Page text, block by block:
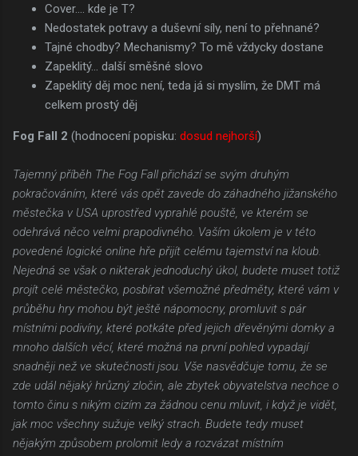
Cover.... kde je T?
Nedostatek potravy a duševní síly, není to přehnané?
Tajné chodby? Mechanismy? To mě vždycky dostane
Zapeklitý... další směšné slovo
Zapeklitý děj moc není, teda já si myslím, že DMT má
celkem prostý děj
Fog Fall 2 (hodnocení popisku: dosud nejhorší)
Tajemný příběh The Fog Fall přichází se svým druhým
pokračováním, které vás opět zavede do záhadného jižanského
městečka v USA uprostřed vyprahlé pouště, ve kterém se
odehrává něco velmi prapodivného. Vaším úkolem je v této
povedené logické online hře přijít celému tajemství na kloub.
Nejedná se však o nikterak jednoduchý úkol, budete muset totiž
projít celé městečko, posbírat všemožné předměty, které vám v
průběhu hry mohou být ještě nápomocny, promluvit s pár
místními podivíny, které potkáte před jejich dřevěnými domky a
mnoho dalších věcí, které možná na první pohled vypadají
snadněji než ve skutečnosti jsou. Vše nasvědčuje tomu, že se
zde udál nějaký hrůzný zločin, ale zbytek obyvatelstva nechce o
tomto činu s nikým cizím za žádnou cenu mluvit, i když je vidět,
jak moc všechny sužuje velký strach. Budete tedy muset
nějakým způsobem prolomit ledy a rozvázat místním